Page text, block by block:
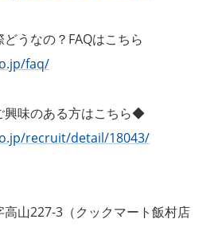
うなの？FAQはこちら
faq/
味のある方はこちら◆
recruit/detail/18043/
山227-3（クックマート飯村店